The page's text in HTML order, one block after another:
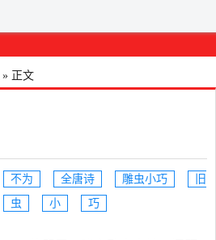
» 正文
不为 全唐诗 雕虫小巧
旧
虫 小 巧